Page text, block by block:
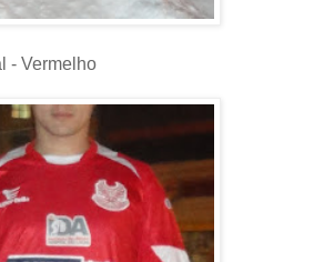
- Vermelho